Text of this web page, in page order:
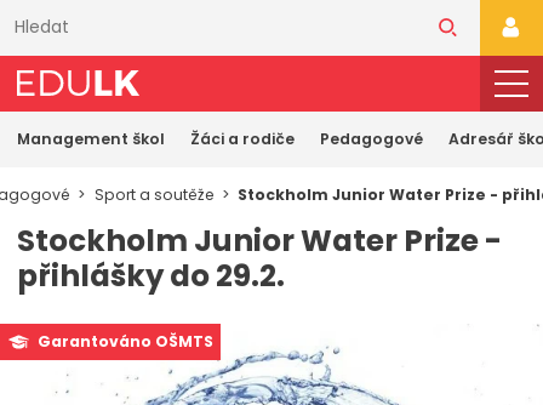
obsahu
Management škol Žáci a rodiče Pedagogové Adresář
Sport a soutěže Stockholm Junior Water Prize -
Stockholm Junior Water Prize -
přihlášky do 29.2.
Garantováno OŠMTS